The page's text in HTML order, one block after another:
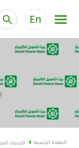
En
الخدمات
الخدمات
خدمة "بيتك"
الخدمات
الحسابات
البطاقات
الصفحة الرئيسية الخدمات